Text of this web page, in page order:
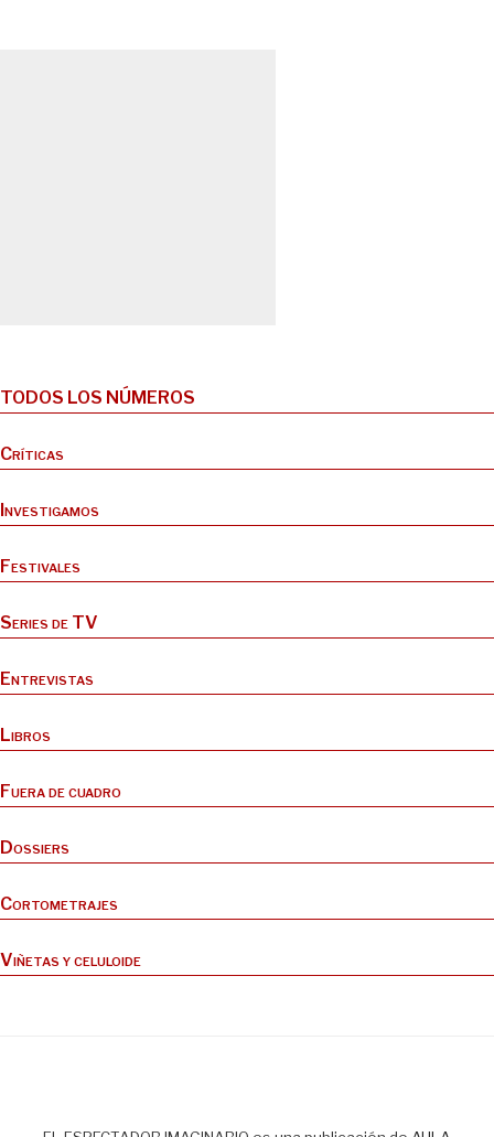
TODOS LOS NÚMEROS
Críticas
Investigamos
Festivales
Series de TV
Entrevistas
Libros
Fuera de cuadro
Dossiers
Cortometrajes
Viñetas y celuloide